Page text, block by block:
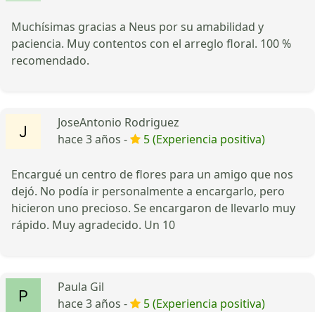
Muchísimas gracias a Neus por su amabilidad y
paciencia. Muy contentos con el arreglo floral. 100 %
recomendado.
JoseAntonio Rodriguez
hace 3 años -
5 (Experiencia positiva)
Encargué un centro de flores para un amigo que nos
dejó. No podía ir personalmente a encargarlo, pero
hicieron uno precioso. Se encargaron de llevarlo muy
rápido. Muy agradecido. Un 10
Paula Gil
hace 3 años -
5 (Experiencia positiva)